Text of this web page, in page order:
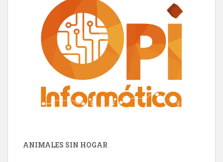
ANIMALES SIN HOGAR